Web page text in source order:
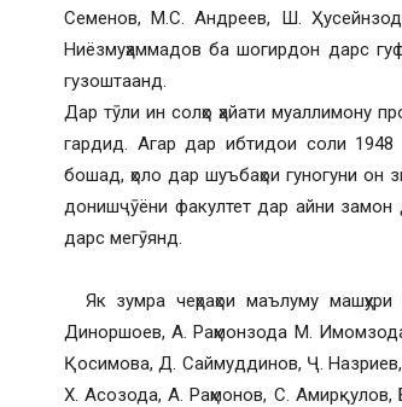
Семенов, М.С. Андреев, Ш.
Ниёзмуҳаммадов ба шогирдон дарс
гузоштаанд.
Дар тӯли ин солҳо ҳайати муаллимону
гардид. Агар дар ибтидои соли
бошад, ҳоло дар шуъбаҳои гуногуни
донишҷӯёни факултет дар айни
дарс мегӯянд.
Як зумра чеҳраҳои маълуму
Диноршоев, А. Раҳмонзода М.
Қосимова, Д. Саймуддинов, Ҷ.
Х. Асозода, А. Раҳмонов, С.